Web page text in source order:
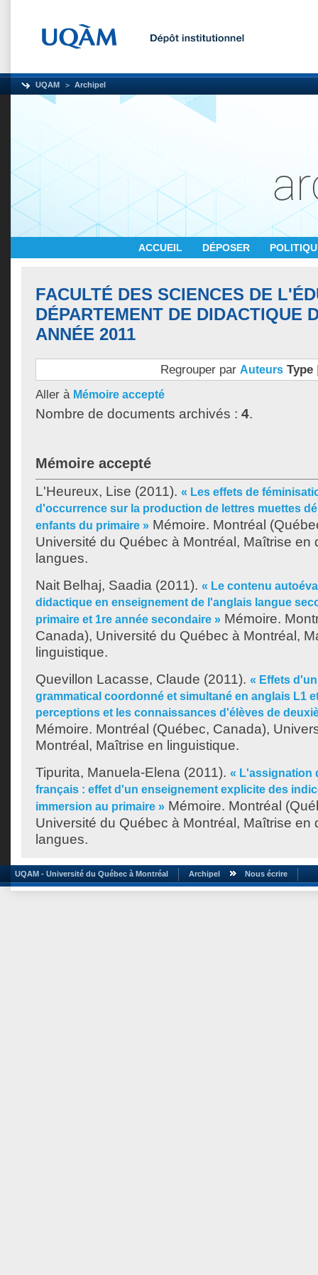
UQAM Archipel
ACCUEIL DÉPOSER
FACULTÉ DES SCIENCES DE
DÉPARTEMENT DE DIDACTIQUE
ANNÉE 2011
Regrouper par Auteurs Type
Aller à Mémoire accepté
Nombre de documents archivés : 4.
Mémoire accepté
L'Heureux, Lise (2011). « Les effets de
d'occurrence sur la production de lettres muettes
enfants du primaire » Mémoire. Montréal
Université du Québec à Montréal, Maîtrise en
langues.
Nait Belhaj, Saadia (2011). « Le contenu
didactique en enseignement de l'anglais langue
primaire et 1re année secondaire » Mémoire.
Canada), Université du Québec à Montréal,
linguistique.
Quevillon Lacasse, Claude (2011). « Effets
grammatical coordonné et simultané en anglais L1
perceptions et les connaissances d'élèves de
Mémoire. Montréal (Québec, Canada),
Montréal, Maîtrise en linguistique.
Tipurita, Manuela-Elena (2011). « L'assignation
français : effet d'un enseignement explicite des
immersion au primaire » Mémoire. Montréal
Université du Québec à Montréal, Maîtrise en
langues.
UQAM - Université du Québec à Montréal Archipel Nous écrire